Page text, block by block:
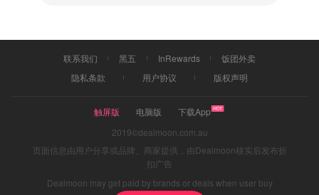
联系我们 黑五 InRewards
饭团外卖
隐私条款
用户协议 版权声明
触屏版 电脑版
下载App
2019©dealmoon.com.au
页面信息由用户分享或品牌、商家提供，由Dealmoon核实后发布折
扣广告
Dealmoon may get paid by brands or deals when user buy